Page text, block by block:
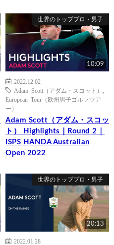
世界のトッププロ・男子
10:09
2022.12.02
Adam Scott（アダム・スコット）
European Tour（欧州男子ゴルフツア
ー）
Adam Scott（アダム・スコッ
ト） Highlights｜Round 2｜
ISPS HANDA Australian
Open 2022
世界のトッププロ・男子
20:13
2022.01.28